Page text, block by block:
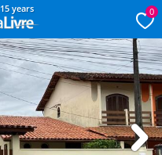
15 years 0